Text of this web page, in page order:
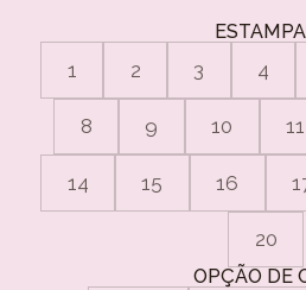
1 2 3 4
8 9 10 11
14 15 16
20
OPÇÃO DE